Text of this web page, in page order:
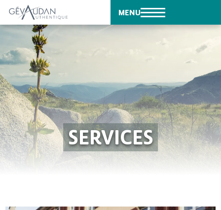
MENU
SERVICES